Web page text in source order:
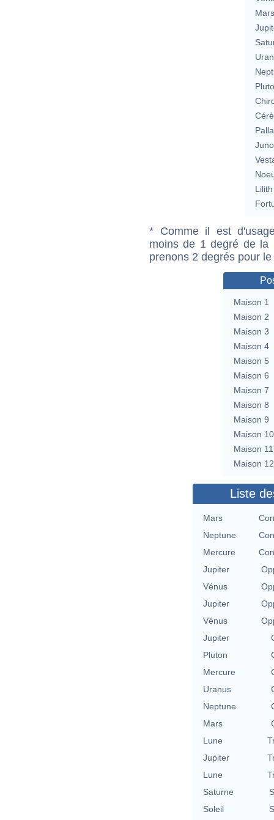
Mars
Lilith
* Comme il est
moins de 1 degré de la
prenons 2 degrés pour
Maison 1
Maison 2
Maison 3
Maison 4
Maison 5
Maison 6
Maison 7
Maison 8
Maison 9
Maison 10
Maison 11
Maison 12
Liste
Mars
Neptune
Mercure
Jupiter
Vénus
Jupiter
Vénus
Jupiter
Pluton
Mercure
Uranus
Neptune
Mars
Lune
Jupiter
Lune
Saturne
Soleil